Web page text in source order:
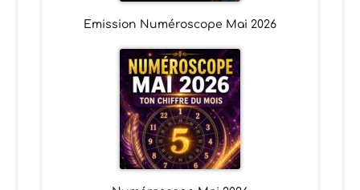
Emission Numéroscope Mai 2026